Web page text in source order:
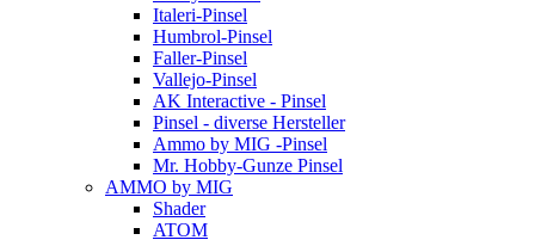
Italeri-Pinsel
Humbrol-Pinsel
Faller-Pinsel
Vallejo-Pinsel
AK Interactive - Pinsel
Pinsel - diverse Hersteller
Ammo by MIG -Pinsel
Mr. Hobby-Gunze Pinsel
AMMO by MIG
Shader
ATOM